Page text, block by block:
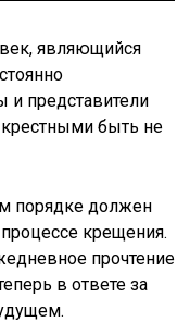
являющийся
и представители
быть не
порядке должен
крещения.
прочтение
в ответе за